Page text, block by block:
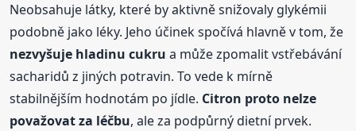
Neobsahuje látky, které by aktivně snižovaly glykémii
podobně jako léky. Jeho účinek spočívá hlavně v tom, že
nezvyšuje hladinu cukru a může zpomalit vstřebávání
sacharidů z jiných potravin. To vede k mírně
stabilnějším hodnotám po jídle. Citron proto nelze
považovat za léčbu, ale za podpůrný dietní prvek.